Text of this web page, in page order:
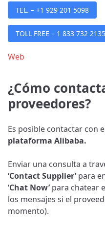
TEL. – +1 929 201 5098
TOLL FREE – 1 833 732 2135
Web
¿Cómo
proveedores?
Es posible contactar con
plataforma Alibaba.
Enviar una consulta a
‘Contact Supplier’para
‘Chat Now’para chatear
los mensajes si el
momento).